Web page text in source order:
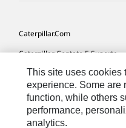
Caterpillar.com
Caterpillar Contato E Suporte
Minhas Preferências De
Mapa Do Local
Cookie Settings
This site uses cookies
experience. Some are
function, while others
performance,
analytics.